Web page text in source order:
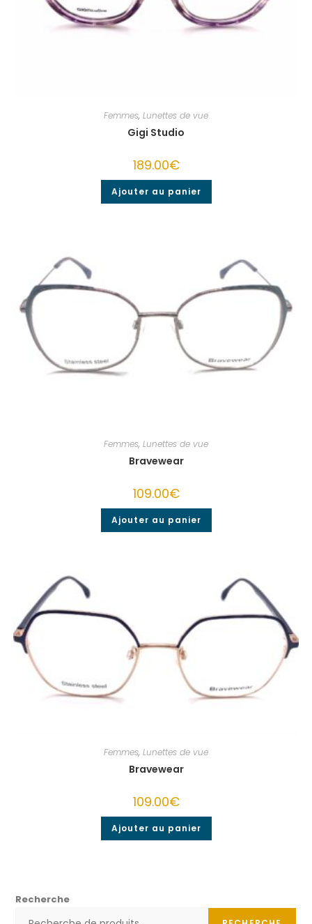
Femmes, Lunettes de vue
Gigi Studio
189.00€
Ajouter au panier
Femmes, Lunettes de vue
Bravewear
109.00€
Ajouter au panier
Femmes, Lunettes de vue
Bravewear
109.00€
Ajouter au panier
Recherche